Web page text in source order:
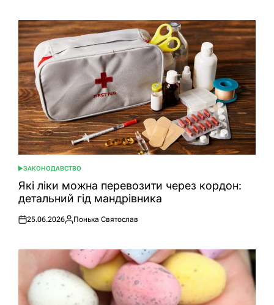
ОПУБЛІКУВАТИ
У
ЗАКОНОДАВСТВО
Які ліки можна перевозити через кордон:
детальний гід мандрівника
Оприлюднено
25.06.2026
Опубліковано
Понька Святослав